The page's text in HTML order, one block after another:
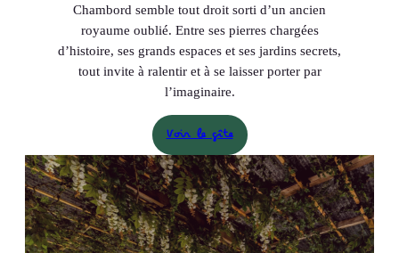
Chambord semble tout droit sorti d’un ancien
royaume oublié. Entre ses pierres chargées
d’histoire, ses grands espaces et ses jardins secrets,
tout invite à ralentir et à se laisser porter par
l’imaginaire.
Voir le gîte